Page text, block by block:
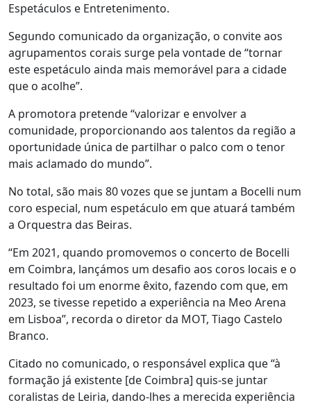
Espetáculos e Entretenimento.
Segundo comunicado da organização, o convite aos
agrupamentos corais surge pela vontade de “tornar
este espetáculo ainda mais memorável para a cidade
que o acolhe”.
A promotora pretende “valorizar e envolver a
comunidade, proporcionando aos talentos da região a
oportunidade única de partilhar o palco com o tenor
mais aclamado do mundo”.
No total, são mais 80 vozes que se juntam a Bocelli num
coro especial, num espetáculo em que atuará também
a Orquestra das Beiras.
“Em 2021, quando promovemos o concerto de Bocelli
em Coimbra, lançámos um desafio aos coros locais e o
resultado foi um enorme êxito, fazendo com que, em
2023, se tivesse repetido a experiência na Meo Arena
em Lisboa”, recorda o diretor da MOT, Tiago Castelo
Branco.
Citado no comunicado, o responsável explica que “à
formação já existente [de Coimbra] quis-se juntar
coralistas de Leiria, dando-lhes a merecida experiência